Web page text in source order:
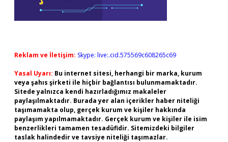
Reklam ve İletişim: Skype: live:.cid.575569c608265c69
Yasal Uyarı: Bu internet sitesi, herhangi bir marka, kurum
veya şahıs şirketi ile hiçbir bağlantısı bulunmamaktadır.
Sitede yalnızca kendi hazırladığımız makaleler
paylaşılmaktadır. Burada yer alan içerikler haber niteliği
taşımamakta olup, gerçek kurum ve kişiler hakkında
paylaşım yapılmamaktadır. Gerçek kurum ve kişiler ile isim
benzerlikleri tamamen tesadüfidir. Sitemizdeki bilgiler
taslak halindedir ve tavsiye niteliği taşımazlar.